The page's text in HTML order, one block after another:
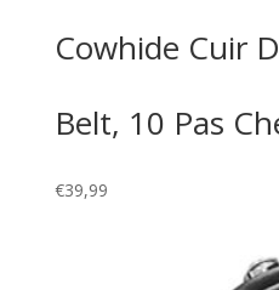
Cowhide Cuir
Belt, 10 Pas
€39,99